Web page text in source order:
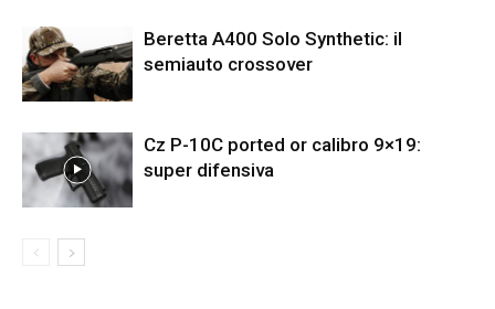
Beretta A400 Solo Synthetic: il
semiauto crossover
Cz P-10C ported or calibro 9×19:
super difensiva